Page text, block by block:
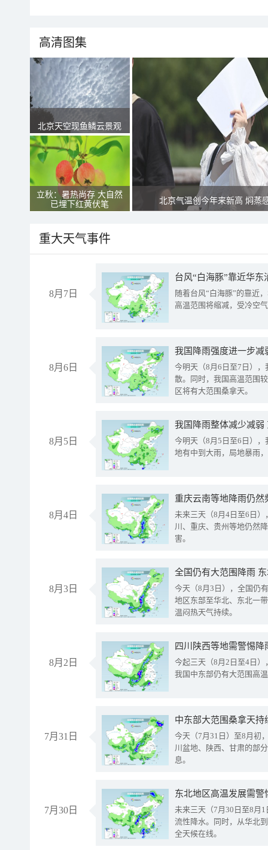
高清图集
北京天空现鱼鳞云景观
立秋：暑热尚存 大自然
已埋下红黄伏笔
北京气温创今年来新高 焖蒸
重大天气事件
8月7日
台风“白海豚”靠近华
随着台风“白海豚”的靠近
高温范围将缩减，受冷空
8月6日
今明天（8月6日至7日）
散。同时，我国高温范围
区将有大范围桑拿天。
8月5日
我国降雨整体减少减弱
今明天（8月5日至6日）
地有中到大雨，局地暴雨
8月4日
重庆云南等地降雨仍然
未来三天（8月4日至6日
川、重庆、贵州等地仍然
害。
8月3日
全国仍有大范围降雨
今天（8月3日），全国仍
地区东部至华北、东北一
温闷热天气持续。
8月2日
今起三天（8月2日至4日
我国中东部仍有大范围高
7月31日
中东部大范围桑拿天
今天（7月31日）至8月初
川盆地、陕西、甘肃的部
息。
7月30日
东北地区高温发展需
未来三天（7月30日至8月
流性降水。同时，从华北
全天候在线。